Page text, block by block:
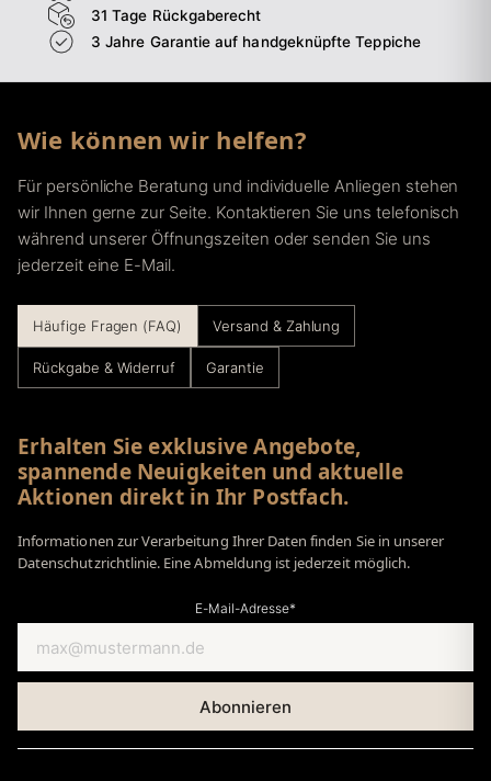
31 Tage Rückgaberecht
3 Jahre Garantie auf handgeknüpfte Teppiche
Wie können wir helfen?
Für persönliche Beratung und individuelle Anliegen stehen
wir Ihnen gerne zur Seite. Kontaktieren Sie uns telefonisch
während unserer Öffnungszeiten oder senden Sie uns
jederzeit eine E-Mail.
Häufige Fragen (FAQ) Versand & Zahlung
Rückgabe & Widerruf Garantie
Erhalten Sie exklusive Angebote,
spannende Neuigkeiten und aktuelle
Aktionen direkt in Ihr Postfach.
Informationen zur Verarbeitung Ihrer Daten finden Sie in unserer
Datenschutzrichtlinie. Eine Abmeldung ist jederzeit möglich.
E-Mail-Adresse*